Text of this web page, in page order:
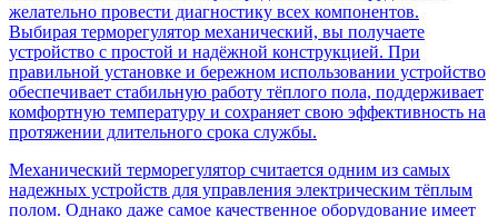
желательно провести диагностику всех компонентов.
Выбирая терморегулятор механический, вы получаете
устройство с простой и надёжной конструкцией. При
правильной установке и бережном использовании устройство
обеспечивает стабильную работу тёплого пола, поддерживает
комфортную температуру и сохраняет свою эффективность на
протяжении длительного срока службы.
Механический терморегулятор считается одним из самых
надежных устройств для управления электрическим тёплым
полом. Однако даже самое качественное оборудование имеет